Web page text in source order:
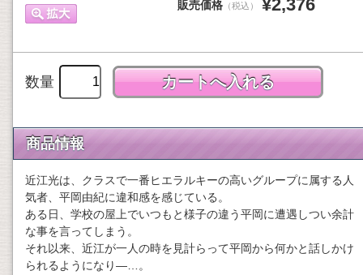
販売価格 （税込） ¥2,376
数量
商品情報
近江光は、クラスで一番ヒエラルキーの高いグループに属する人
気者、平岡由紀に違和感を感じている。
ある日、学校の屋上でいつもと様子の違う平岡に遭遇しつい余計
な事を言ってしまう。
それ以来、近江が一人の時を見計らって平岡から何かと話しかけ
られるようになり―…。